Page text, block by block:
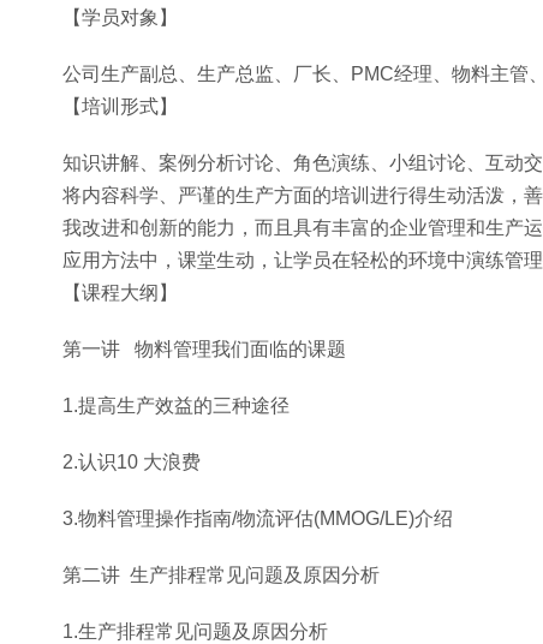
【学员对象】
公司生产副总、生产总监、厂长、PMC经理、物料主管
【培训形式】
知识讲解、案例分析讨论、角色演练、小组讨论、互动
将内容科学、严谨的生产方面的培训进行得生动活泼，
我改进和创新的能力，而且具有丰富的企业管理和生产
应用方法中，课堂生动，让学员在轻松的环境中演练管
【课程大纲】
第一讲 物料管理我们面临的课题
1.提高生产效益的三种途径
2.认识10 大浪费
3.物料管理操作指南/物流评估(MMOG/LE)介绍
第二讲 生产排程常见问题及原因分析
1.生产排程常见问题及原因分析